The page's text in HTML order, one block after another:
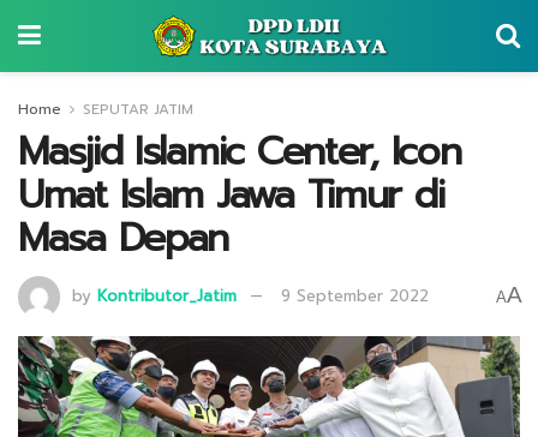
Home SEPUTAR JATIM
Masjid Islamic Center, Icon
Umat Islam Jawa Timur di
Masa Depan
by Kontributor_Jatim 9 September 2022 AA